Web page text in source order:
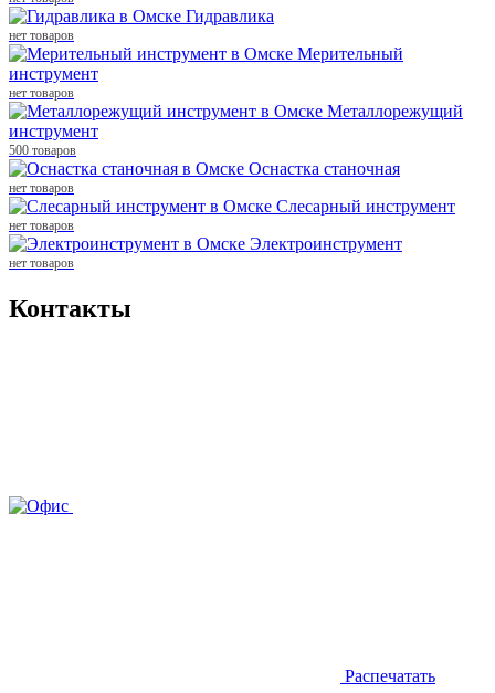
Гидравлика
нет товаров
Мерительный
инструмент
нет товаров
Металлорежущий
инструмент
500 товаров
Оснастка станочная
нет товаров
Слесарный инструмент
нет товаров
Электроинструмент
нет товаров
Контакты
Распечатать